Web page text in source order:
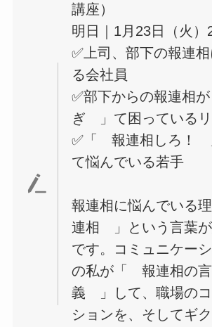
講座）
明日｜1月23日（火）
✅上司、部下の報連
る会社員
✅部下からの報連相
ぎ 」て困っている
✅「 報連相しろ！
て悩んでいる若手
報連相に悩んでいる
連相 」という言葉
です。コミュニケー
の私が「 報連相の言
義 」して、職場の
ションを、そしてギ